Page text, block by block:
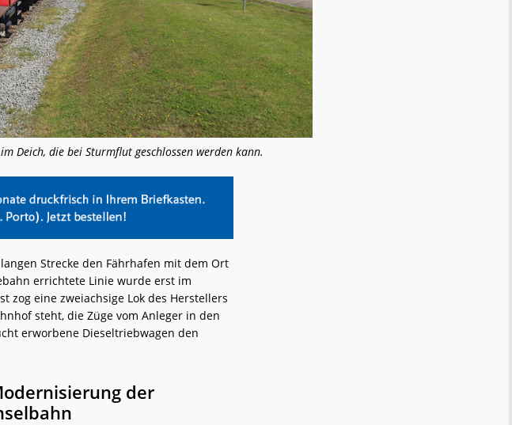
Deich, die bei Sturmflut geschlossen werden kann.
Strecke den Fährhafen mit dem Ort
errichtete Linie wurde erst im
zog eine zweiachsige Lok des Herstellers
steht, die Züge vom Anleger in den
erworbene Dieseltriebwagen den
der